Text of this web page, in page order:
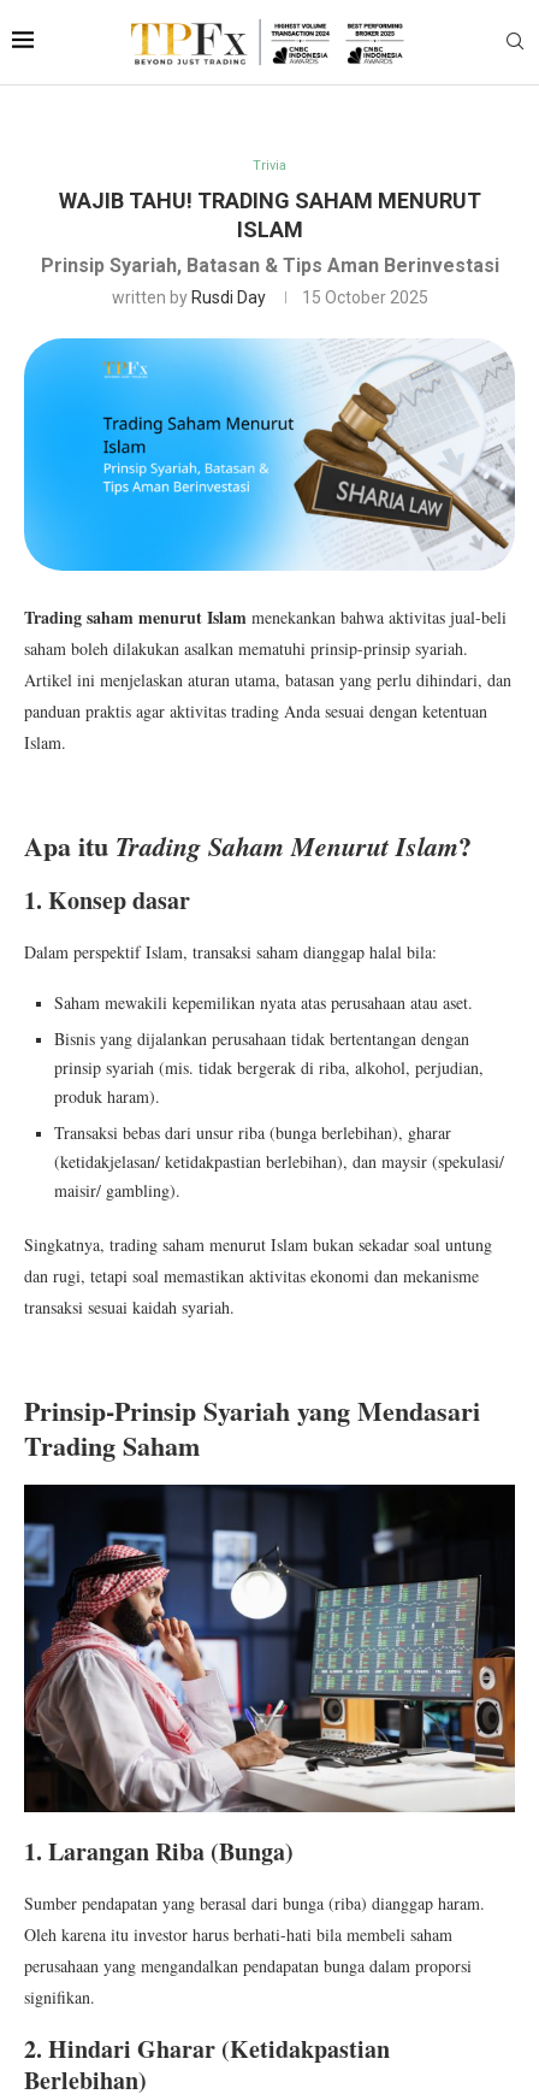
Trivia
WAJIB TAHU! TRADING SAHAM MENURUT
ISLAM
Prinsip Syariah, Batasan & Tips Aman Berinvestasi
written by Rusdi Day 15 October 2025
Trading saham menurut Islam menekankan bahwa aktivitas jual-beli
saham boleh dilakukan asalkan mematuhi prinsip-prinsip syariah.
Artikel ini menjelaskan aturan utama, batasan yang perlu dihindari, dan
panduan praktis agar aktivitas trading Anda sesuai dengan ketentuan
Islam.
Apa itu Trading Saham Menurut Islam?
1. Konsep dasar
Dalam perspektif Islam, transaksi saham dianggap halal bila:
Saham mewakili kepemilikan nyata atas perusahaan atau aset.
Bisnis yang dijalankan perusahaan tidak bertentangan dengan
prinsip syariah (mis. tidak bergerak di riba, alkohol, perjudian,
produk haram).
Transaksi bebas dari unsur riba (bunga berlebihan), gharar
(ketidakjelasan/ ketidakpastian berlebihan), dan maysir (spekulasi/
maisir/ gambling).
Singkatnya, trading saham menurut Islam bukan sekadar soal untung
dan rugi, tetapi soal memastikan aktivitas ekonomi dan mekanisme
transaksi sesuai kaidah syariah.
Prinsip-Prinsip Syariah yang Mendasari
Trading Saham
1. Larangan Riba (Bunga)
Sumber pendapatan yang berasal dari bunga (riba) dianggap haram.
Oleh karena itu investor harus berhati-hati bila membeli saham
perusahaan yang mengandalkan pendapatan bunga dalam proporsi
signifikan.
2. Hindari Gharar (Ketidakpastian
Berlebihan)